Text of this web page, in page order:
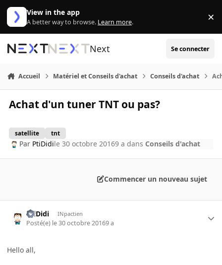
Aller au contenu
View in the app
A better way to browse. Learn more. ×
Next Se connecter
Accueil Matériel et Conseils d'achat Conseils d'achat
Achat d'un tuner TNT ou pas?
satellite tnt
Par PtiDidile 30 octobre 20169 a dans Conseils d'achat
Commencer un nouveau sujet
PtiDidi INpactien
Posté(e) le 30 octobre 20169 a
Hello all,